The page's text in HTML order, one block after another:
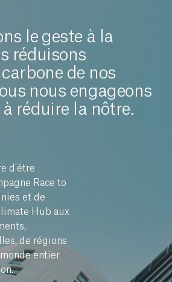
le geste à la
réduisons
de nos
nous engageons
réduire la nôtre.
d'être
Race to
et de
Hub aux
de régions
entier